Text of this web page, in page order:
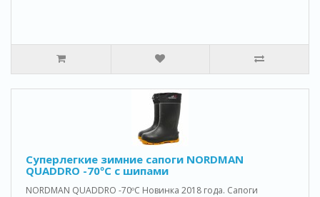
Cуперлегкие зимние сапоги NORDMAN
QUADDRO -70ºС с шипами
NORDMAN QUADDRO -70ºС Новинка 2018 года. Сапоги